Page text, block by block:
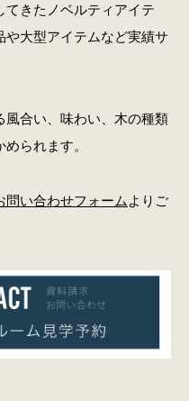
てきたノベルティアイテ
や大型アイテムなど実績サ
風合い、味わい、木の種類
られます。
問い合わせフォームよりご